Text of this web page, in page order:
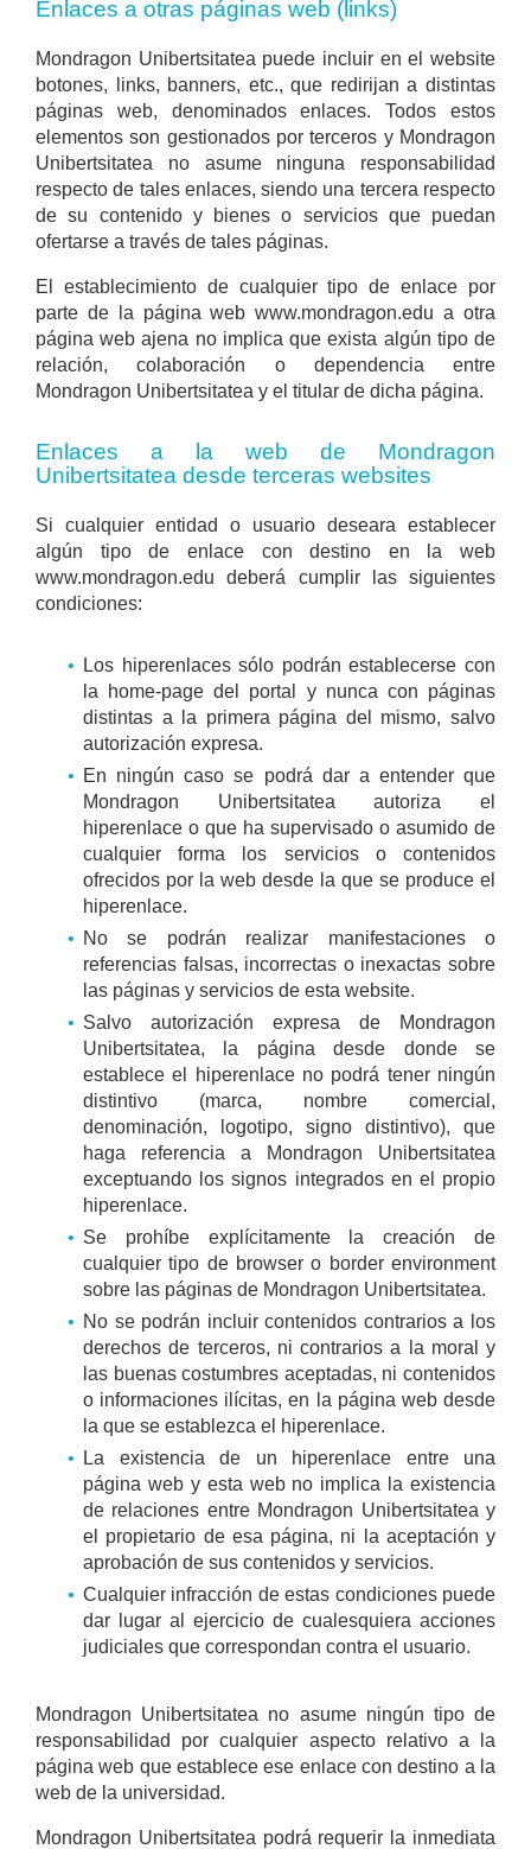
Enlaces a otras páginas web (links)
Mondragon Unibertsitatea puede incluir en el website
botones, links, banners, etc., que redirijan a distintas
páginas web, denominados enlaces. Todos estos
elementos son gestionados por terceros y Mondragon
Unibertsitatea no asume ninguna responsabilidad
respecto de tales enlaces, siendo una tercera respecto
de su contenido y bienes o servicios que puedan
ofertarse a través de tales páginas.
El establecimiento de cualquier tipo de enlace por
parte de la página web www.mondragon.edu a otra
página web ajena no implica que exista algún tipo de
relación, colaboración o dependencia entre
Mondragon Unibertsitatea y el titular de dicha página.
Enlaces a la web de Mondragon
Unibertsitatea desde terceras websites
Si cualquier entidad o usuario deseara establecer
algún tipo de enlace con destino en la web
www.mondragon.edu deberá cumplir las siguientes
condiciones:
Los hiperenlaces sólo podrán establecerse con
la home-page del portal y nunca con páginas
distintas a la primera página del mismo, salvo
autorización expresa.
En ningún caso se podrá dar a entender que
Mondragon Unibertsitatea autoriza el
hiperenlace o que ha supervisado o asumido de
cualquier forma los servicios o contenidos
ofrecidos por la web desde la que se produce el
hiperenlace.
No se podrán realizar manifestaciones o
referencias falsas, incorrectas o inexactas sobre
las páginas y servicios de esta website.
Salvo autorización expresa de Mondragon
Unibertsitatea, la página desde donde se
establece el hiperenlace no podrá tener ningún
distintivo (marca, nombre comercial,
denominación, logotipo, signo distintivo), que
haga referencia a Mondragon Unibertsitatea
exceptuando los signos integrados en el propio
hiperenlace.
Se prohíbe explícitamente la creación de
cualquier tipo de browser o border environment
sobre las páginas de Mondragon Unibertsitatea.
No se podrán incluir contenidos contrarios a los
derechos de terceros, ni contrarios a la moral y
las buenas costumbres aceptadas, ni contenidos
o informaciones ilícitas, en la página web desde
la que se establezca el hiperenlace.
La existencia de un hiperenlace entre una
página web y esta web no implica la existencia
de relaciones entre Mondragon Unibertsitatea y
el propietario de esa página, ni la aceptación y
aprobación de sus contenidos y servicios.
Cualquier infracción de estas condiciones puede
dar lugar al ejercicio de cualesquiera acciones
judiciales que correspondan contra el usuario.
Mondragon Unibertsitatea no asume ningún tipo de
responsabilidad por cualquier aspecto relativo a la
página web que establece ese enlace con destino a la
web de la universidad.
Mondragon Unibertsitatea podrá requerir la inmediata